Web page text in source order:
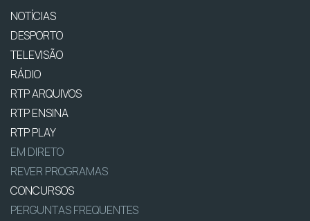
NOTÍCIAS
DESPORTO
TELEVISÃO
RÁDIO
RTP ARQUIVOS
RTP ENSINA
RTP PLAY
EM DIRETO
REVER PROGRAMAS
CONCURSOS
PERGUNTAS FREQUENTES